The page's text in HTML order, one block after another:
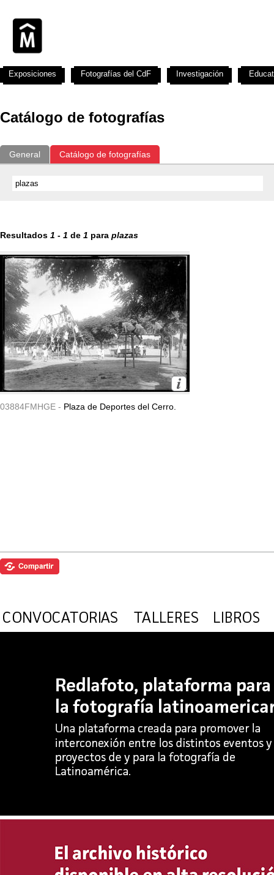
Catálogo de fotografías
General Catálogo de fotografías
Resultados 1 - 1 de 1 para plazas
03884FMHGE - Plaza de Deportes del Cerro.
Exposiciones Fotografías del CdF Investigación